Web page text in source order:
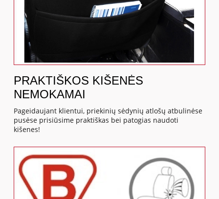
PRAKTIŠKOS KIŠENĖS
NEMOKAMAI
Pageidaujant klientui, priekinių sėdynių atlošų atbulinėse
pusėse prisiūsime praktiškas bei patogias naudoti
kišenes!